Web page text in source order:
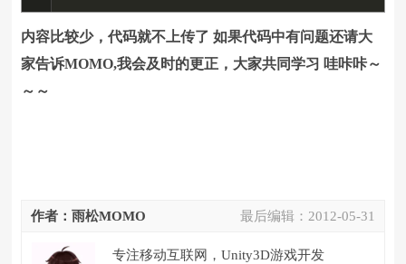
内容比较少，代码就不上传了 如果代码中有问题还请大
家告诉MOMO,我会及时的更正，大家共同学习 哇咔咔～
～～
最后编辑： 2012-05-31
作者：雨松MOMO
专注移动互联网，Unity3D游戏开发